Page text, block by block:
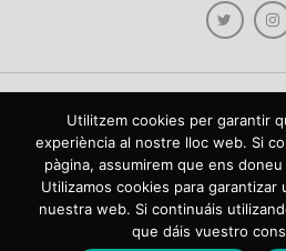
Copyright © 2021 NHLmania.com. Tots els
reservados. NHLmania és una web
NHL, tant en català com en castellà. L'escut
web en qüestió. NHLmania es una web
la NHL, tanto en español como en
propiedad de
Utilitzem cookies per garantir
experiència al nostre lloc web. Si
pàgina, assumirem que ens
Utilizamos cookies para garantizar
nuestra web. Si continuáis
que dáis vuestro